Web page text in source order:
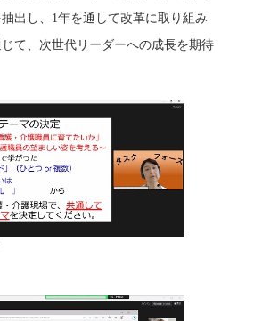
出し、1年を通して改革に取り組み
て、次世代リーダーへの成長を期待